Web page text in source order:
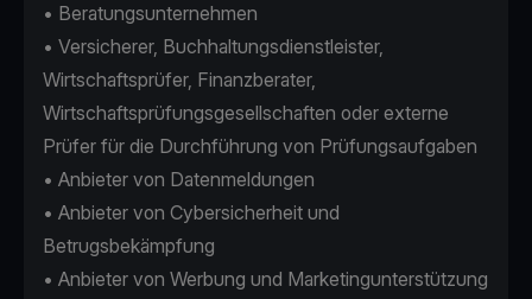
• Beratungsunternehmen
• Versicherer, Buchhaltungsdienstleister,
Wirtschaftsprüfer, Finanzberater,
Wirtschaftsprüfungsgesellschaften oder externe
Prüfer für die Durchführung von Prüfungsaufgaben
• Anbieter von Datenmeldungen
• Anbieter von Cybersicherheit und
Betrugsbekämpfung
• Anbieter von Werbung und Marketingunterstützung